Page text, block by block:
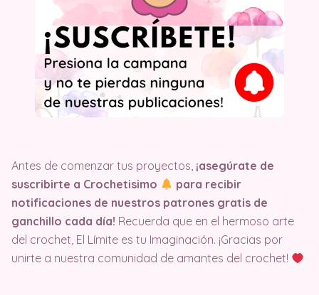
Antes de comenzar tus proyectos, ¡asegúrate de
suscribirte a Crochetisimo
para recibir
notificaciones de nuestros patrones gratis de
ganchillo cada día! Recuerda que en el hermoso arte
del crochet, El Límite es tu Imaginación. ¡Gracias por
unirte a nuestra comunidad de amantes del crochet!